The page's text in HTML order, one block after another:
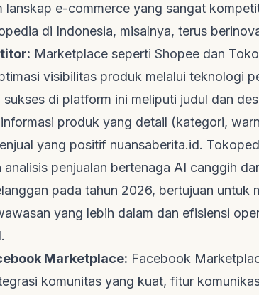
lanskap e-commerce yang sangat
di Indonesia, misalnya, terus
Marketplace seperti Shopee dan
visibilitas produk melalui teknologi
sukses di platform ini meliputi judul dan
produk yang detail (kategori,
yang positif nuansaberita.id.
analisis penjualan bertenaga AI canggih
pada tahun 2026, bertujuan untuk
yang lebih dalam dan efisiensi
.
Marketplace: Facebook
komunitas yang kuat, fitur